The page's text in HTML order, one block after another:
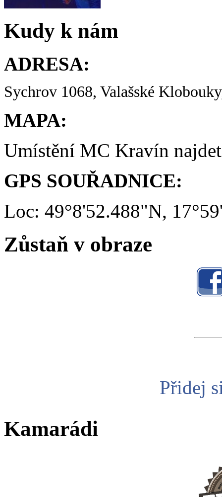
Kudy k nám
ADRESA:
Sychrov 1068, Valašské
MAPA:
Umístění MC Kravín
GPS SOUŘADNICE:
Loc: 49°8'52.488"N,
Zůstaň v obraze
Přidej
Kamarádi